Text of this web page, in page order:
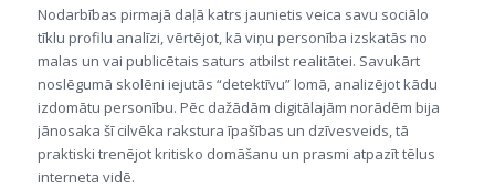
Nodarbības pirmajā daļā katrs jaunietis veica savu sociālo
tīklu profilu analīzi, vērtējot, kā viņu personība izskatās no
malas un vai publicētais saturs atbilst realitātei. Savukārt
noslēgumā skolēni iejutās “detektīvu” lomā, analizējot kādu
izdomātu personību. Pēc dažādām digitālajām norādēm bija
jānosaka šī cilvēka rakstura īpašības un dzīvesveids, tā
praktiski trenējot kritisko domāšanu un prasmi atpazīt tēlus
interneta vidē.